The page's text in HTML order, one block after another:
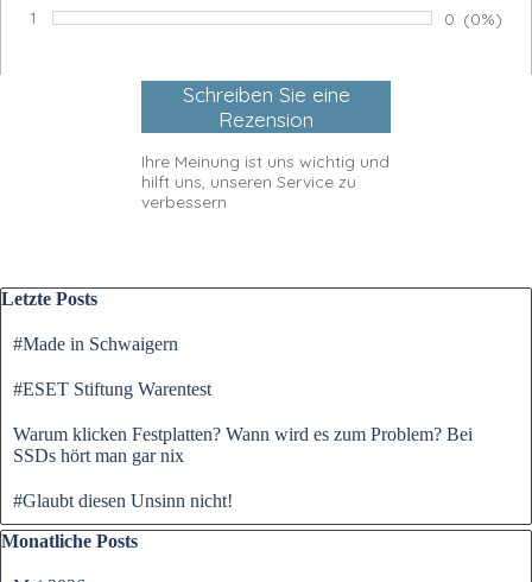
1 Anzahl
0 (0%)
Ihre Meinung ist uns wichtig und
hilft uns, unseren Service zu
verbessern
Block überspringen Letzte Posts
Letzte Posts
#Made in Schwaigern
#ESET Stiftung Warentest
Warum klicken Festplatten? Wann wird es zum Problem? Bei
SSDs hört man gar nix
#Glaubt diesen Unsinn nicht!
Block überspringen Monatliche Posts
Monatliche Posts